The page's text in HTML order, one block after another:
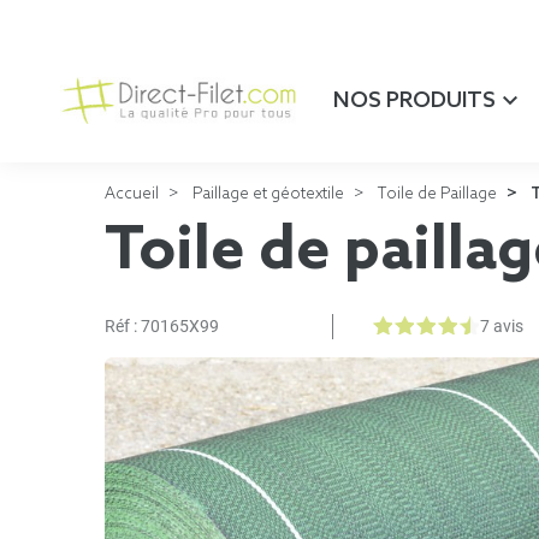
NOS PRODUITS
Accueil Paillage et géotextile Toile de Paillage
Toile de
Réf :70165X99 7 avis